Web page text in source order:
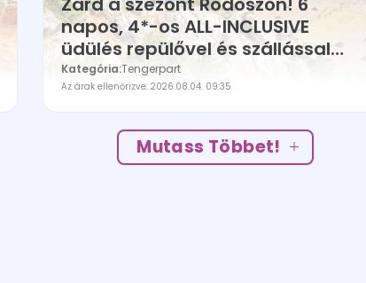
napos, 4*-os ALL-INCLUSIVE
üdülés repülővel és szállással
126.450Ft
Kategória:Tengerpart
Az árak ellenőrizve: 2026.08.04. 09:35
Mutass Többet!